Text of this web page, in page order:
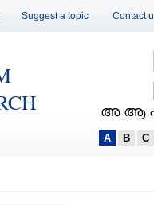
Suggest a topic Contact
അ ആ
A B C